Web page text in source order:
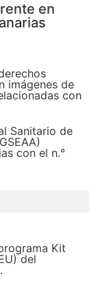
en
imágenes de
con
Sanitario de
con el n.°
Kit
del